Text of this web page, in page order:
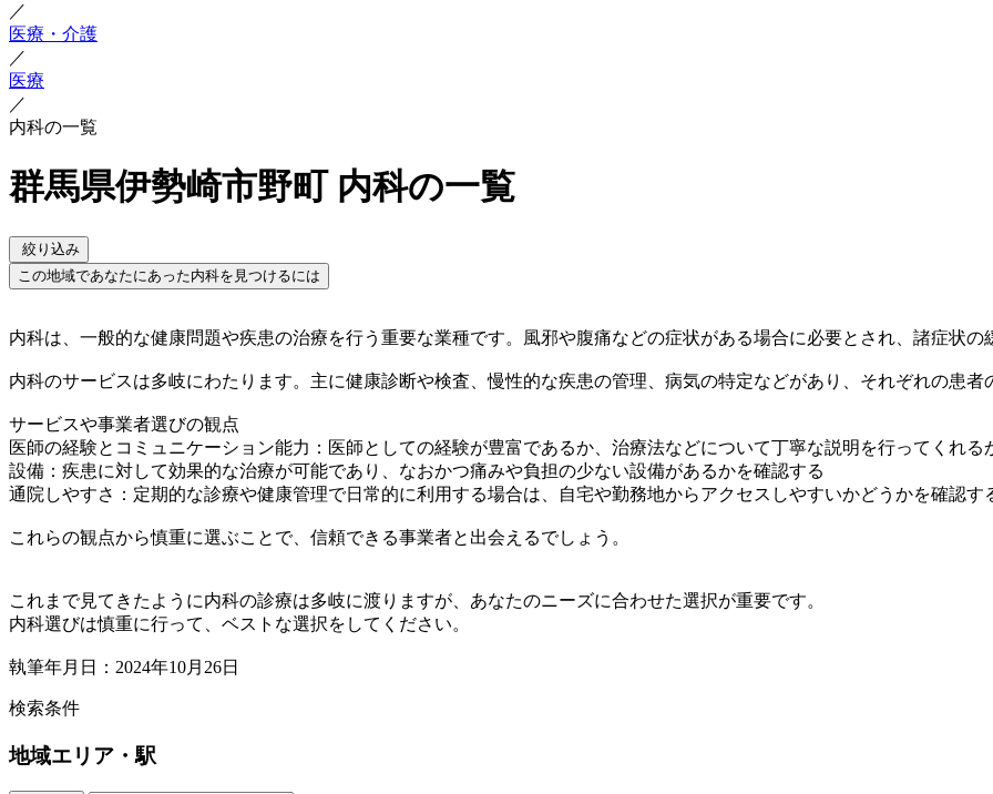
／
医療・介護
／
医療
／
内科の一覧
群馬県伊勢崎市野町 内科の一覧
絞り込み
この地域であなたにあった内科を見つけるには
内科は、一般的な健康問題や疾患の治療を行う重要な業種です。風邪や腹痛などの症状がある場合に必要とされ、諸症状の
内科のサービスは多岐にわたります。主に健康診断や検査、慢性的な疾患の管理、病気の特定などがあり、それぞれの患者
サービスや事業者選びの観点
医師の経験とコミュニケーション能力：医師としての経験が豊富であるか、治療法などについて丁寧な説明を行ってくれる
設備：疾患に対して効果的な治療が可能であり、なおかつ痛みや負担の少ない設備があるかを確認する
通院しやすさ：定期的な診療や健康管理で日常的に利用する場合は、自宅や勤務地からアクセスしやすいかどうかを確認す
これらの観点から慎重に選ぶことで、信頼できる事業者と出会えるでしょう。
これまで見てきたように内科の診療は多岐に渡りますが、あなたのニーズに合わせた選択が重要です。
内科選びは慎重に行って、ベストな選択をしてください。
執筆年月日：2024年10月26日
検索条件
地域エリア・駅